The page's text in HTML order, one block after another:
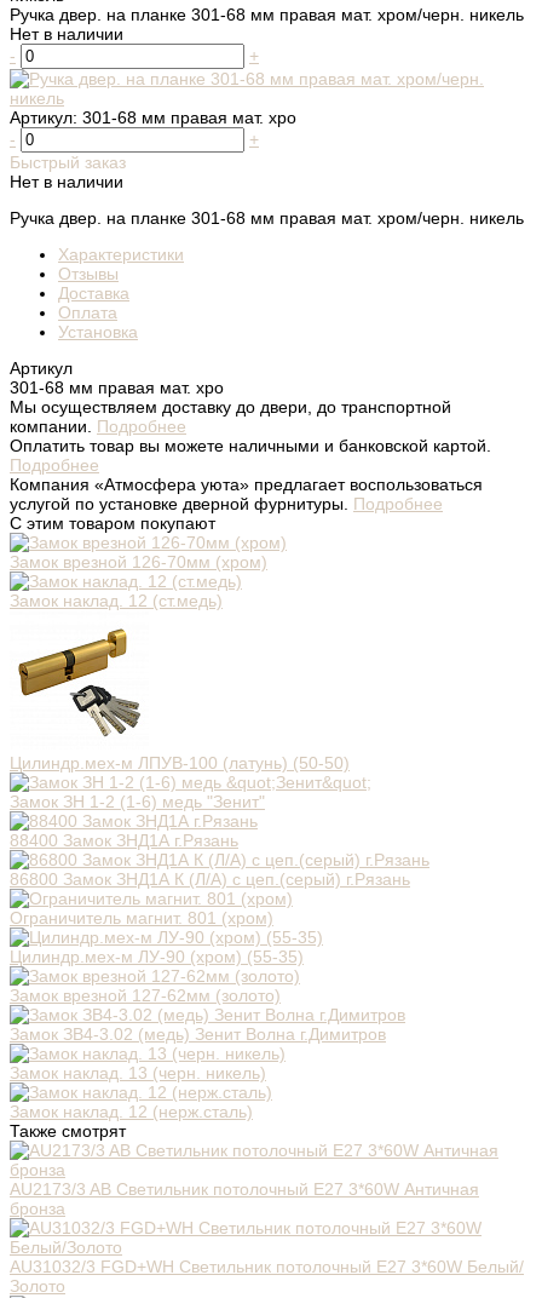
Ручка двер. на планке 301-68 мм правая мат. хром/черн. никель
Нет в наличии
-
+
Артикул: 301-68 мм правая мат. хро
-
+
Быстрый заказ
Нет в наличии
Ручка двер. на планке 301-68 мм правая мат. хром/черн. никель
Характеристики
Отзывы
Доставка
Оплата
Установка
Артикул
301-68 мм правая мат. хро
Мы осуществляем доставку до двери, до транспортной
компании. Подробнее
Оплатить товар вы можете наличными и банковской картой.
Подробнее
Компания «Атмосфера уюта» предлагает воспользоваться
услугой по установке дверной фурнитуры. Подробнее
С этим товаром покупают
Замок врезной 126-70мм (хром)
Замок наклад. 12 (ст.медь)
Цилиндр.мех-м ЛПУВ-100 (латунь) (50-50)
Замок ЗН 1-2 (1-6) медь "Зенит"
88400 Замок ЗНД1А г.Рязань
86800 Замок ЗНД1А К (Л/А) с цеп.(серый) г.Рязань
Ограничитель магнит. 801 (хром)
Цилиндр.мех-м ЛУ-90 (хром) (55-35)
Замок врезной 127-62мм (золото)
Замок ЗВ4-3.02 (медь) Зенит Волна г.Димитров
Замок наклад. 13 (черн. никель)
Замок наклад. 12 (нерж.сталь)
Также смотрят
AU2173/3 AB Светильник потолочный E27 3*60W Античная
бронза
AU31032/3 FGD+WH Светильник потолочный E27 3*60W Белый/
Золото